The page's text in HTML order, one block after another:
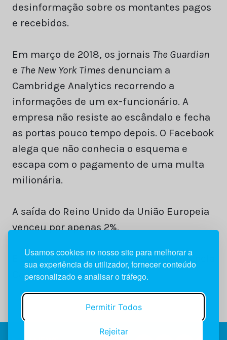
Usamos cookies no nosso site para melhorar a
sua experiência de utilizador, fornecer conteúdo
personalizado e analisar o tráfego.
Permitir Todos
Rejeitar
desinformação sobre os montantes pagos
e recebidos.
Em março de 2018, os jornais The Guardian
e The New York Times denunciam a
Cambridge Analytics recorrendo a
informações de um ex-funcionário. A
empresa não resiste ao escândalo e fecha
as portas pouco tempo depois. O Facebook
alega que não conhecia o esquema e
escapa com o pagamento de uma multa
milionária.
A saída do Reino Unido da União Europeia
venceu por apenas 2%.
E essa não foi a única campanha feita pela
Cambridge Analytics.